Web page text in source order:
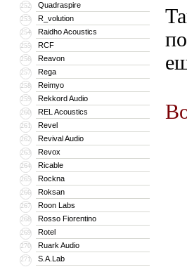
252 Quadraspire
253 R_volution
254 Raidho Acoustics
255 RCF
256 Reavon
257 Rega
258 Reimyo
259 Rekkord Audio
260 REL Acoustics
261 Revel
262 Revival Audio
263 Revox
264 Ricable
265 Rockna
266 Roksan
267 Roon Labs
268 Rosso Fiorentino
269 Rotel
270 Ruark Audio
271 S.A.Lab